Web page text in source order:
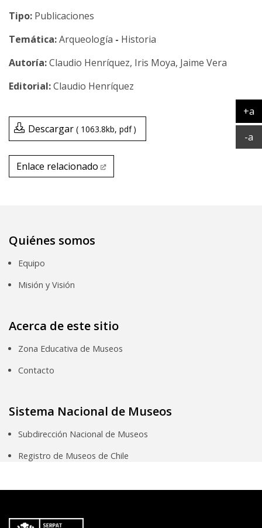
Tipo: Publicaciones
Temática:Arqueología - Historia
Claudio Henríquez, Iris Moya, Jaime Vera
Claudio Henríquez
Descargar 1063.8kb pdf
Enlace relacionado Enlace relacionado
Quiénes somos
Equipo
Misión y Visión
Acerca de este sitio
Zona Educativa de Museos
Contacto
Sistema Nacional de Museos
Subdirección Nacional de Museos
Registro de Museos de Chile
+a
-a